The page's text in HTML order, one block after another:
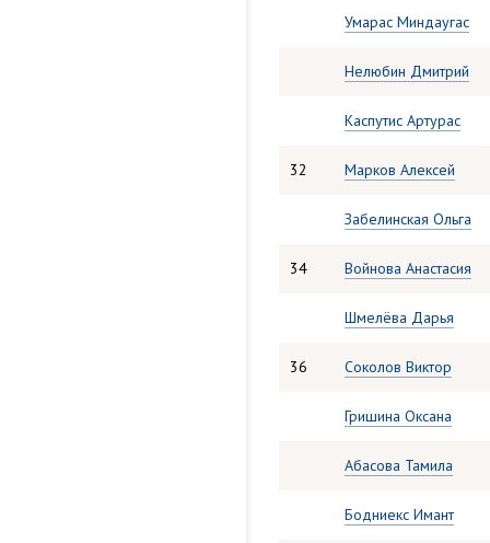
Умарас Миндаугас
Нелюбин Дмитрий
Каспутис Артурас
32 Марков Алексей
Забелинская Ольга
34 Войнова Анастасия
Шмелёва Дарья
36 Соколов Виктор
Гришина Оксана
Абасова Тамила
Бодниекс Имант